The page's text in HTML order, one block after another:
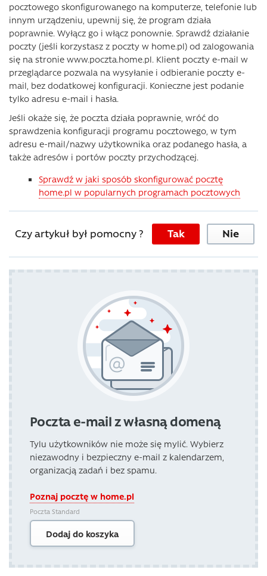
pocztowego skonfigurowanego na komputerze, telefonie lub
innym urządzeniu, upewnij się, że program działa
poprawnie. Wyłącz go i włącz ponownie. Sprawdź działanie
poczty (jeśli korzystasz z poczty w home.pl) od zalogowania
się na stronie www.poczta.home.pl. Klient poczty e-mail w
przeglądarce pozwala na wysyłanie i odbieranie poczty e-
mail, bez dodatkowej konfiguracji. Konieczne jest podanie
tylko adresu e-mail i hasła.
Jeśli okaże się, że poczta działa poprawnie, wróć do
sprawdzenia konfiguracji programu pocztowego, w tym
adresu e-mail/nazwy użytkownika oraz podanego hasła, a
także adresów i portów poczty przychodzącej.
Sprawdź w jaki sposób skonfigurować pocztę
home.pl w popularnych programach pocztowych
Czy artykuł był pomocny ? Tak Nie
Poczta e-mail z własną domeną
Tylu użytkowników nie może się mylić. Wybierz
niezawodny i bezpieczny e-mail z kalendarzem,
organizacją zadań i bez spamu.
Poznaj pocztę w home.pl
Poczta Standard
Dodaj do koszyka